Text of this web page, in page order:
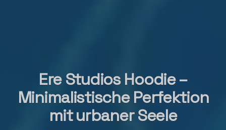
Ere Studios Hoodie –
Minimalistische Perfektion
mit urbaner Seele